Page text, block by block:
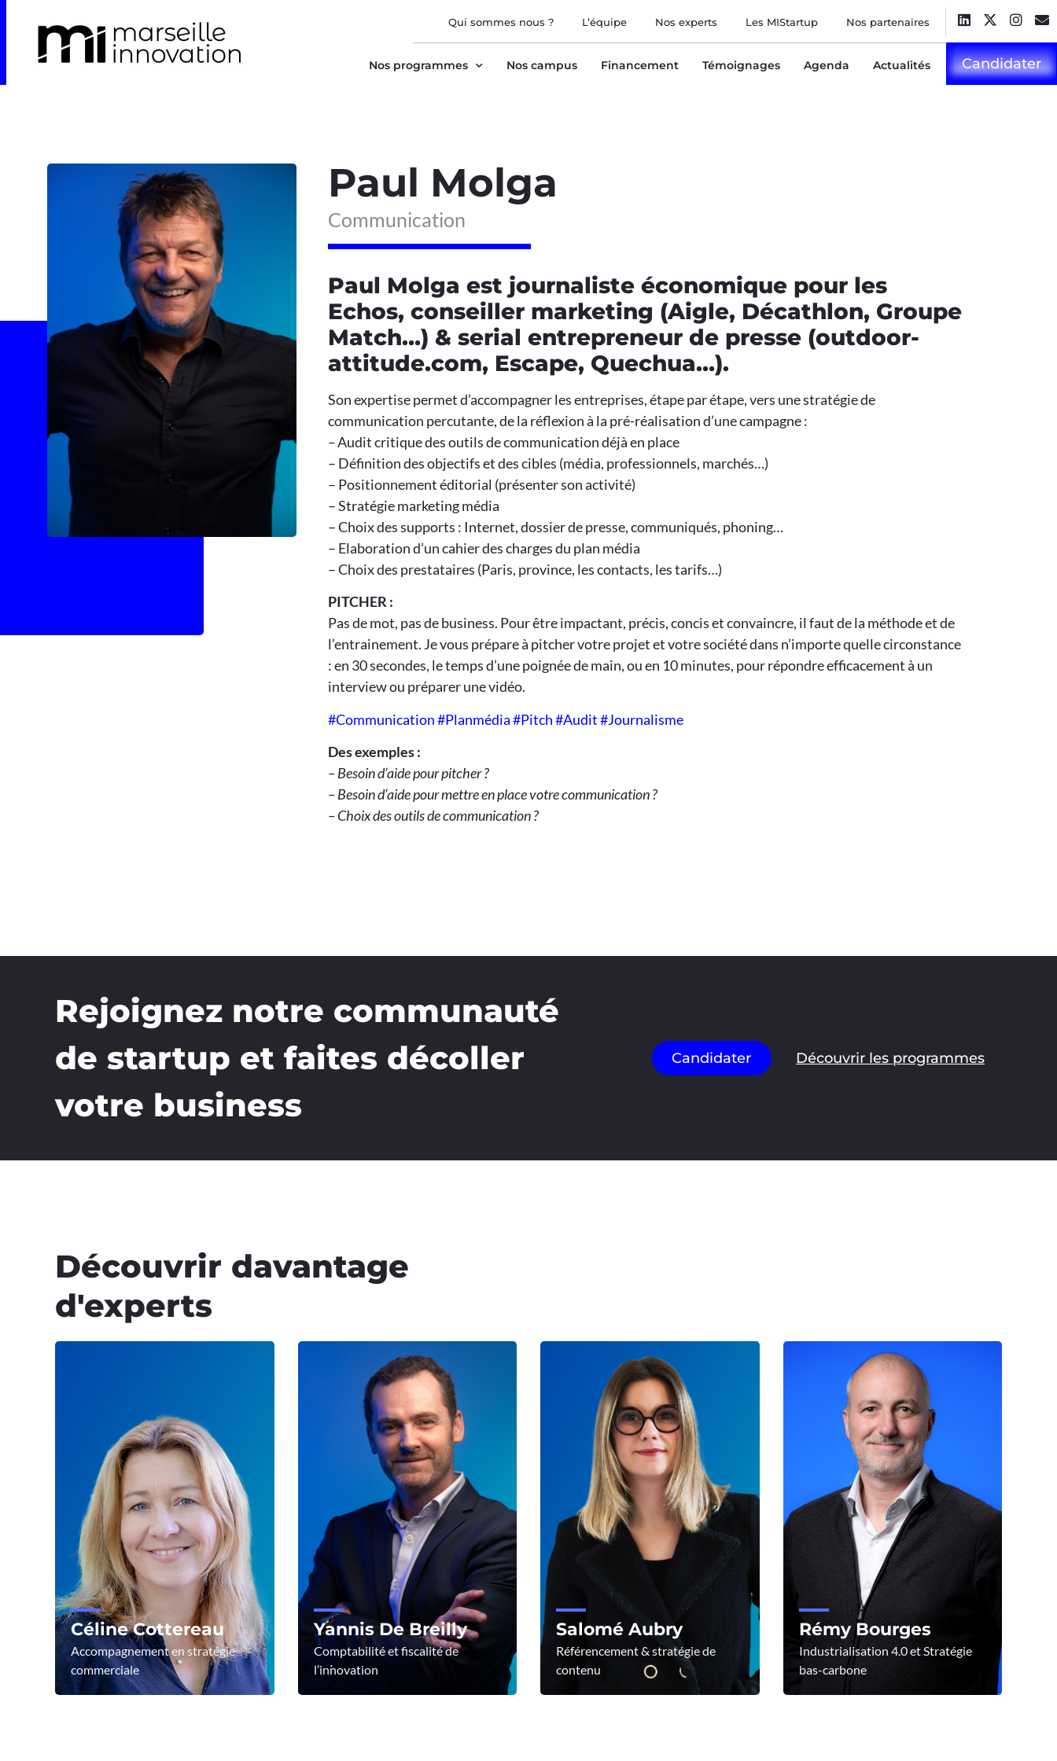
Qui sommes nous ? L’équipe Nos experts Les MIStartup Nos partenaires
Nos programmes Nos campus Financement Témoignages Agenda Actualités Candidater
Paul Molga
Communication
Paul Molga est journaliste économique pour les
Echos, conseiller marketing (Aigle, Décathlon, Groupe
Match…) & serial entrepreneur de presse (outdoor-
attitude.com, Escape, Quechua…).
Son expertise permet d’accompagner les entreprises, étape par étape, vers une stratégie de
communication percutante, de la réflexion à la pré-réalisation d’une campagne :
–Audit critique des outils de communication déjà en place
– Définition des objectifs et des cibles (média, professionnels, marchés…)
– Positionnement éditorial (présenter son activité)
– Stratégie marketing média
– Choix des supports : Internet, dossier de presse, communiqués, phoning…
– Elaboration d’un cahier des charges du plan média
– Choix des prestataires (Paris, province, les contacts, les tarifs…)
PITCHER :
Pas de mot, pas de business. Pour être impactant, précis, concis et convaincre, il faut de la méthode et de
l’entrainement. Je vous prépare à pitcher votre projet et votre société dans n’importe quelle circonstance
: en 30 secondes, le temps d’une poignée de main, ou en 10 minutes, pour répondre efficacement à un
interview ou préparer une vidéo.
#Communication #Planmédia #Pitch #Audit #Journalisme
Des exemples :
– Besoin d’aide pour pitcher ?
– Besoin d’aide pour mettre en place votre communication ?
– Choix des outils de communication ?
Rejoignez notre communauté
de startup et faites décoller
votre business
Candidater Découvrir les programmes
Découvrir davantage
d'experts
Céline Cottereau
Accompagnement en stratégie
commerciale
Yannis De Breilly
Comptabilité et fiscalité de
l’innovation
Salomé Aubry
Référencement & stratégie de
contenu
Rémy Bourges
Industrialisation 4.0 et Stratégie
bas-carbone